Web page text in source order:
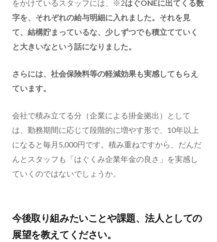
をかけているスタッフには、※2はぐONEに出てくる数
字を、それぞれの給与明細に入れました。それを見
て、結構貯まっているな、少しずつでも積立てていく
と大きいなという話になりました。
さらには、社会保険料等の軽減効果も実感してもらえ
ています。
会社で積み立てる分（企業による掛金拠出）として
は、勤務期間に応じて段階的に増やす形で、10年以上
になると毎月5,000円です。積み重ねですから、だんだ
んとスタッフも「はぐくみ企業年金の良さ」を実感し
ていくのではないでしょうか。
今後取り組みたいことや課題、法人としての
展望を教えてください。